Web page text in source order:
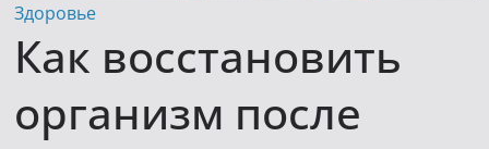
Здоровье
Как восстановить
организм после